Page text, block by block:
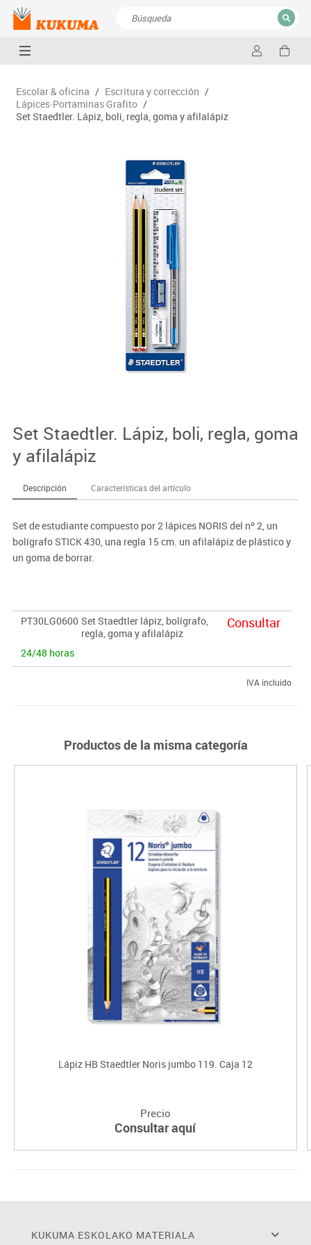
CERRAR
Escolar & oficina / Escritura y corrección /
Lápices·Portaminas Grafito /
Set Staedtler. Lápiz, boli, regla, goma y afilalápiz
Set Staedtler. Lápiz, boli, regla, goma
y afilalápiz
Descripción Características del artículo
Set de estudiante compuesto por 2 lápices NORIS del nº 2, un
bolígrafo STICK 430, una regla 15 cm. un afilalápiz de plástico y
un goma de borrar.
PT30LG0600 Set Staedtler lápiz, bolígrafo,
regla, goma y afilalápiz
24/48 horas
Consultar
IVA incluido
Productos de la misma categoría
Lápiz HB Staedtler Noris jumbo 119. Caja 12
Precio
Consultar aquí
KUKUMA ESKOLAKO MATERIALA